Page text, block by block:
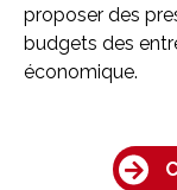
proposer des
budgets des
économique.